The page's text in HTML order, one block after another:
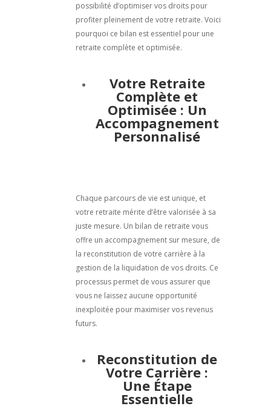
possibilité d’optimiser vos droits pour
profiter pleinement de votre retraite. Voici
pourquoi ce bilan est essentiel pour une
retraite complète et optimisée.
Votre Retraite
Complète et
Optimisée : Un
Accompagnement
Personnalisé
Chaque parcours de vie est unique, et
votre retraite mérite d’être valorisée à sa
juste mesure. Un bilan de retraite vous
offre un accompagnement sur mesure, de
la reconstitution de votre carrière à la
gestion de la liquidation de vos droits. Ce
processus permet de vous assurer que
vous ne laissez aucune opportunité
inexploitée pour maximiser vos revenus
futurs.
Reconstitution de
Votre Carrière :
Une Étape
Essentielle